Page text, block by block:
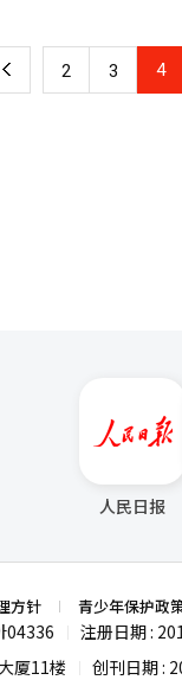
一制糖（3%）、大韩
酬体系”（39.7%）和“企业
，政府机构（17.9%）
于本地化战略的实施
12月，新韩银行举行越
管。这些政策变化的净效
与韩国的基准利率差
）会议，决定了将基
11月降息的影响，以
韩国银行总部，央行
上 2 3 4
人民日报
方针 青少年保护政
04336 注册日期 :
厦11楼
创刊日期 :